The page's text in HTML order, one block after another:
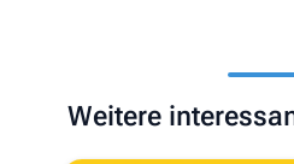
Weitere